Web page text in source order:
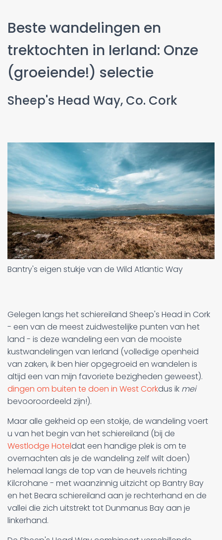
Beste wandelingen en
trektochten in Ierland: Onze
(groeiende!) selectie
Sheep's Head Way, Co. Cork
Bantry's eigen stukje van de Wild Atlantic Way
Gelegen langs het schiereiland Sheep's Head in Cork
- een van de meest zuidwestelijke punten van het
land - is deze wandeling een van de mooiste
kustwandelingen van Ierland (volledige openheid
van zaken, ik ben hier opgegroeid en wandelen is
altijd een van mijn favoriete bezigheden geweest).
dingen om buiten te doen in West Corkdus ik mei
bevooroordeeld zijn!).
Maar alle gekheid op een stokje, de wandeling voert
u van het begin van het schiereiland (bij de
Westlodge Hoteldat een handige plek is om te
overnachten als je de wandeling zelf wilt doen)
helemaal langs de top van de heuvels richting
Kilcrohane - met waanzinnig uitzicht op Bantry Bay
en het Beara schiereiland aan je rechterhand en de
vallei die zich uitstrekt tot Dunmanus Bay aan je
linkerhand.